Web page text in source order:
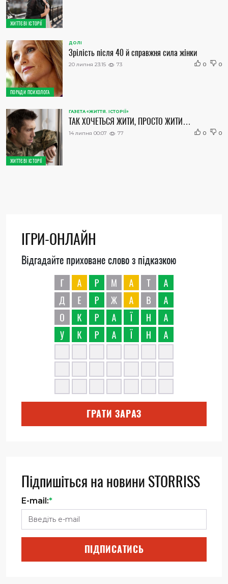
ЖИТТЄВІ ІСТОРІЇ
ПОРАДИ ПСИХОЛОГА
ДОЛІ
Зрілість після 40 й справжня сила жінки
20 липня 23:15 73 0 0
ЖИТТЄВІ ІСТОРІЇ
ГАЗЕТА «ЖИТТЯ. ІСТОРІЇ»
ТАК ХОЧЕТЬСЯ ЖИТИ, ПРОСТО ЖИТИ…
14 липня 00:07 77 0 0
ІГРИ-ОНЛАЙН
Відгадайте приховане слово з підказкою
ГРАТИ ЗАРАЗ
Підпишіться на новини STORRISS
E-mail:*
ПІДПИСАТИСЬ